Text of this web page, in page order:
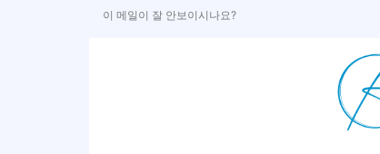
이 메일이 잘 안보이시나요?